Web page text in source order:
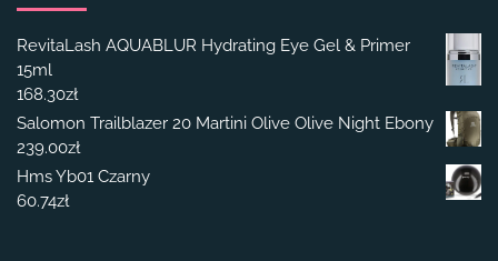
RevitaLash AQUABLUR Hydrating Eye Gel & Primer
15ml
168.30zł
Salomon Trailblazer 20 Martini Olive Olive Night Ebony
239.00zł
Hms Yb01 Czarny
60.74zł